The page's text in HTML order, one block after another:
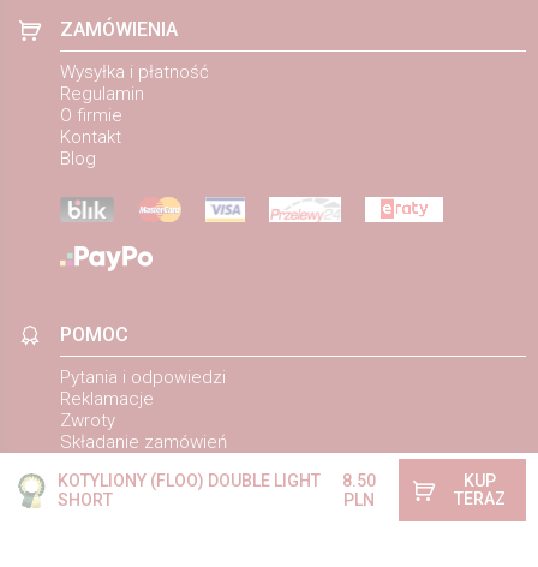
KOTYLIONY (FLOO) DOUBLE LIGHT
SHORT
8.50
PLN
KUP
TERAZ
ZAMÓWIENIA
Wysyłka i płatność
Regulamin
O firmie
Kontakt
Blog
POMOC
Pytania i odpowiedzi
Reklamacje
Zwroty
Składanie zamówień
Cegielnia 6